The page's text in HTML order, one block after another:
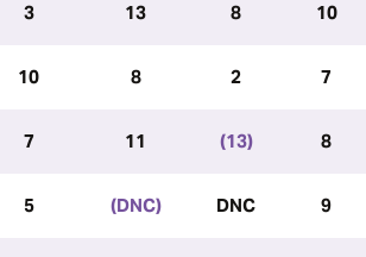
3 13 8 10
10 8 2 7
7 11 (13) 8
5 (DNC) DNC 9